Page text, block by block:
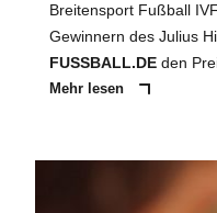
Breitensport Fußball
Gewinnern des Julius
FUSSBALL.DE den
Mehr lesen